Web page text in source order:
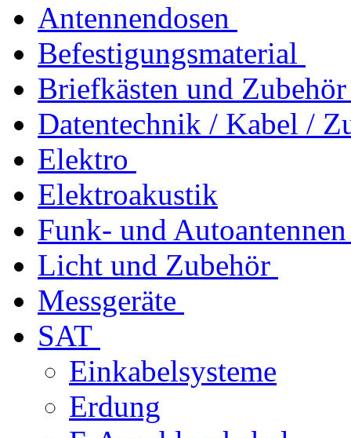
Antennendosen
Befestigungsmaterial
Briefkästen und Zubehör
Datentechnik / Kabel /
Elektro
Elektroakustik
Funk- und Autoantennen
Licht und Zubehör
Messgeräte
SAT
Einkabelsysteme
Erdung